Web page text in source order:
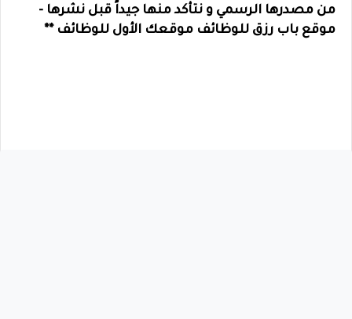
من مصدرها الرسمي و نتأكد منها جيداً قبل نشرها -
موقع باب رزق للوظائف موقعك الأول للوظائف **